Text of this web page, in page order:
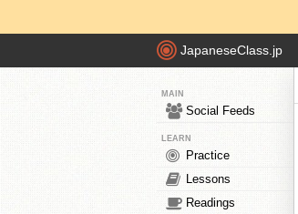
JapaneseClass.jp
MAIN
Social Feeds
LEARN
Practice
Lessons
Readings